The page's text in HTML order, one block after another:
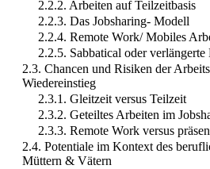
2.2.2. Arbeiten auf Teilzeitbasis
2.2.3. Das Jobsharing- Modell
2.2.4. Remote Work/ Mobiles
2.2.5. Sabbatical oder verlängerte
2.3. Chancen und Risiken der
Wiedereinstieg
2.3.1. Gleitzeit versus Teilzeit
2.3.2. Geteiltes Arbeiten im
2.3.3. Remote Work versus
2.4. Potentiale im Kontext des
Müttern & Vätern